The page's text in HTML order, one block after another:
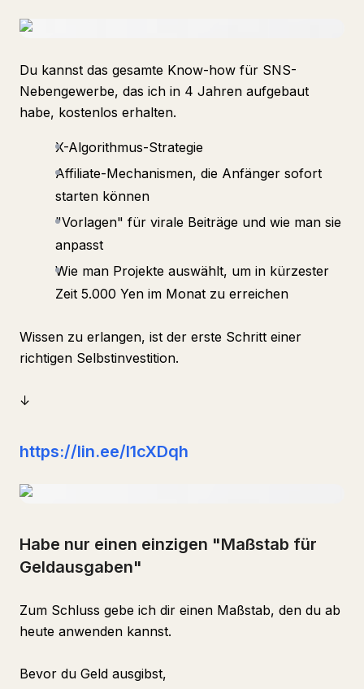
Du kannst das gesamte Know-how für SNS-
Nebengewerbe, das ich in 4 Jahren aufgebaut
habe, kostenlos erhalten.
X-Algorithmus-Strategie
Affiliate-Mechanismen, die Anfänger sofort
starten können
"Vorlagen" für virale Beiträge und wie man sie
anpasst
Wie man Projekte auswählt, um in kürzester
Zeit 5.000 Yen im Monat zu erreichen
Wissen zu erlangen, ist der erste Schritt einer
richtigen Selbstinvestition.
↓
https://lin.ee/l1cXDqh
Habe nur einen einzigen "Maßstab für
Geldausgaben"
Zum Schluss gebe ich dir einen Maßstab, den du ab
heute anwenden kannst.
Bevor du Geld ausgibst,